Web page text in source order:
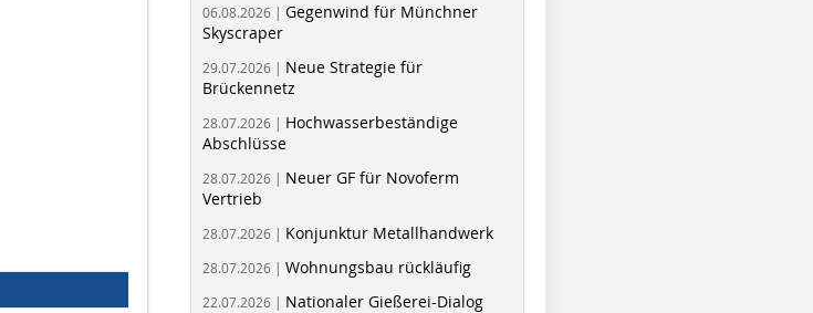
06.08.2026 | Gegenwind für Münchner
Skyscraper
29.07.2026 | Neue Strategie für
Brückennetz
28.07.2026 | Hochwasserbeständige
Abschlüsse
28.07.2026 | Neuer GF für Novoferm
Vertrieb
28.07.2026 | Konjunktur Metallhandwerk
28.07.2026 | Wohnungsbau rückläufig
22.07.2026 | Nationaler Gießerei-Dialog